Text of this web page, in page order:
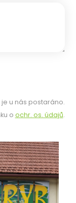
u nás postaráno.
o ochr. os. údajů.